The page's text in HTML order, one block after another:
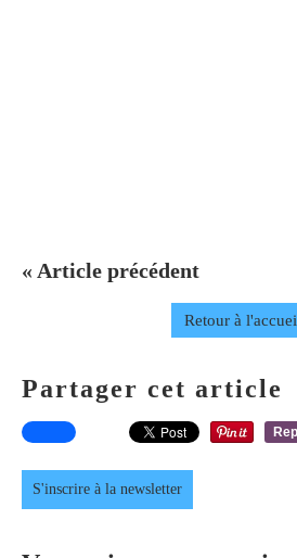
« Article précédent
Retour à
Partager cet article
S'inscrire à la newsletter